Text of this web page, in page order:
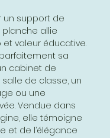
un support de
allie
valeur éducative.
sa
cabinet de
de classe, un
ou une
Vendue dans
elle témoigne
et de l’élégance